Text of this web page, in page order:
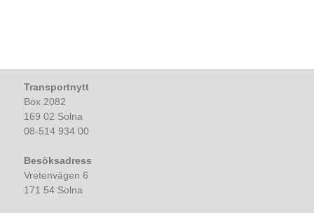
Transportnytt
Box 2082
169 02 Solna
08-514 934 00
Besöksadress
Vretenvägen 6
171 54 Solna